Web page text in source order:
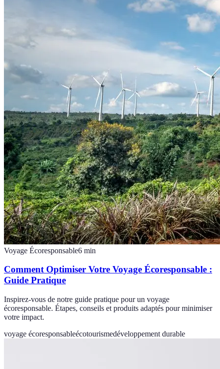
Voyage Écoresponsable6 min
Comment Optimiser Votre Voyage Écoresponsable :
Guide Pratique
Inspirez-vous de notre guide pratique pour un voyage
écoresponsable. Étapes, conseils et produits adaptés pour minimiser
votre impact.
voyage écoresponsableécotourismedéveloppement durable